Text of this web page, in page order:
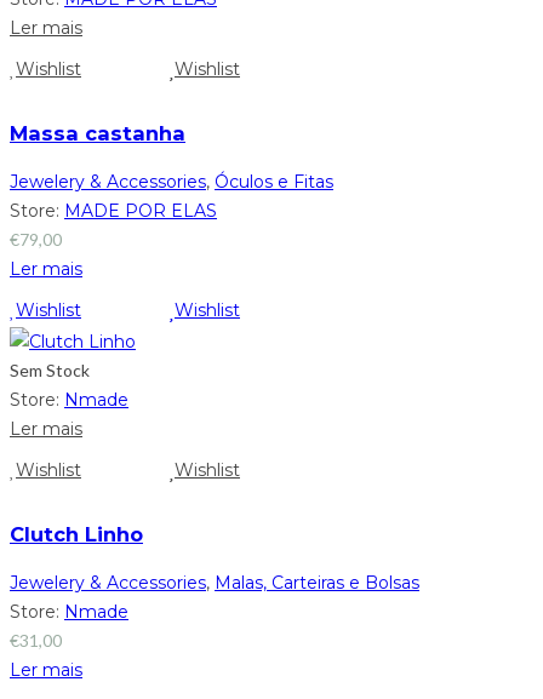
Ler mais
Wishlist
Wishlist
Massa castanha
Jewelery & Accessories, Óculos e Fitas
Store: MADE POR ELAS
€79,00
Ler mais
Wishlist
Wishlist
Sem Stock
Store: Nmade
Ler mais
Wishlist
Wishlist
Clutch Linho
Jewelery & Accessories, Malas, Carteiras e Bolsas
Store: Nmade
€31,00
Ler mais